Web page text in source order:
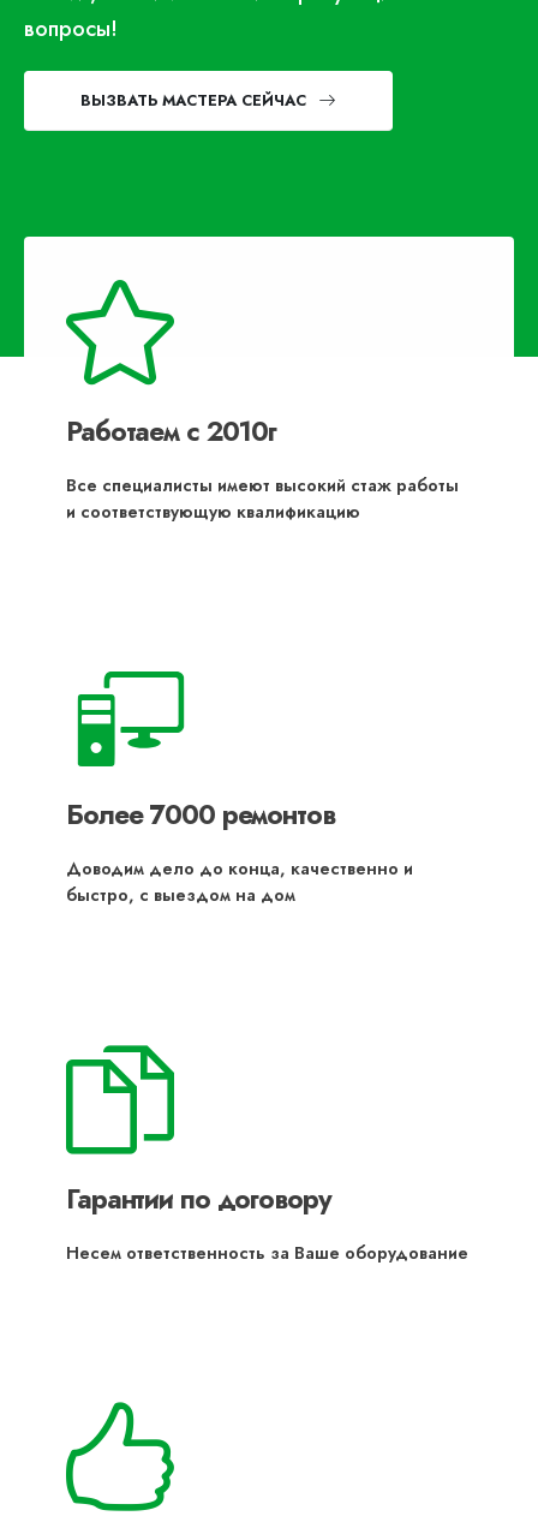
вопросы!
ВЫЗВАТЬ МАСТЕРА СЕЙЧАС
Работаем с 2010г
Все специалисты имеют высокий стаж работы
и соответствующую квалификацию
Более 7000 ремонтов
Доводим дело до конца, качественно и
быстро, с выездом на дом
Гарантии по договору
Несем ответственность за Ваше оборудование